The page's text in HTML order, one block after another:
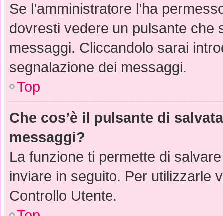
Se l’amministratore l’ha
dovresti vedere un pulsante che
messaggi. Cliccandolo sarai
segnalazione dei messaggi.
Top
Che cos’è il pulsante di
messaggi?
La funzione ti permette di
inviare in seguito. Per utilizzarle
Controllo Utente.